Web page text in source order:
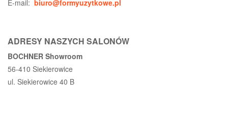
E-mail: biuro@formyuzytkowe.pl
ADRESY NASZYCH SALONÓW
BOCHNER Showroom
56-410 Siekierowice
ul. Siekierowice 40 B